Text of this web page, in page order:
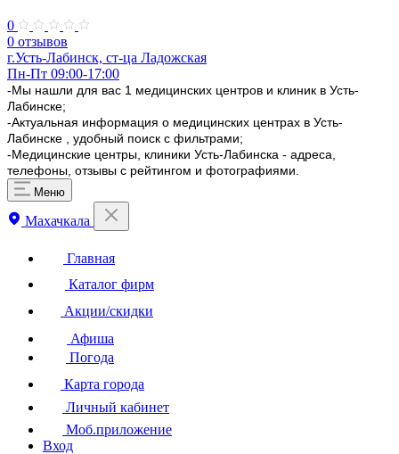
0
0 отзывов
г.Усть-Лабинск, ст-ца Ладожская
Пн-Пт 09:00-17:00
-Мы нашли для вас 1 медицинских центров и клиник в Усть-
Лабинске;
-Актуальная информация о медицинских центрах в Усть-
Лабинске , удобный поиск с фильтрами;
-Медицинские центры, клиники Усть-Лабинска - адреса,
телефоны, отзывы с рейтингом и фотографиями.
Меню
Махачкала
Главная
Каталог фирм
Акции/скидки
Афиша
Погода
Карта города
Личный кабинет
Моб.приложение
Вход